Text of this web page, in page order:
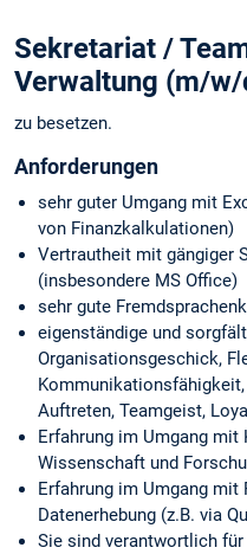
Sekretariat /
Verwaltung (m/
zu besetzen.
Anforderungen
sehr guter Umgang mit
von Finanzkalkulationen)
Vertrautheit mit gängiger
(insbesondere MS Office)
sehr gute
eigenständige und
Organisationsgeschick,
Auftreten, Teamgeist,
Erfahrung im Umgang
Wissenschaft und
Erfahrung im Umgang mit
Datenerhebung (z.B. via
Sie sind verantwortlich